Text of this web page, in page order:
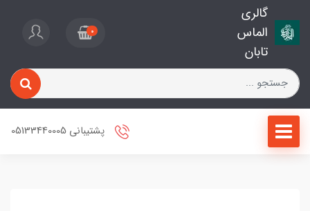
گالری
الماس
تابان
0
پشتیبانی 05133440005